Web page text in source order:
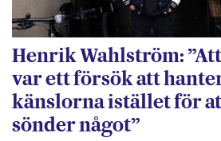
Henrik Wahlström:
var ett försök att
känslorna istället för
sönder något”